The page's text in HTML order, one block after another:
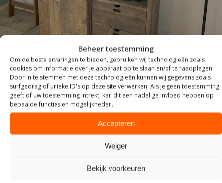
Beheer toestemming
Om de beste ervaringen te bieden, gebruiken wij technologieën zoals
cookies om informatie over je apparaat op te slaan en/of te raadplegen.
Door in te stemmen met deze technologieën kunnen wij gegevens zoals
surfgedrag of unieke ID's op deze site verwerken. Als je geen toestemming
geeft of uw toestemming intrekt, kan dit een nadelige invloed hebben op
bepaalde functies en mogelijkheden.
Accepteren
Weiger
Bekijk voorkeuren